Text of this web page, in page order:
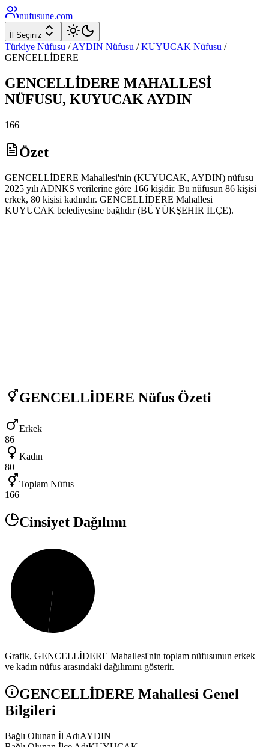
nufusune.com
İl Seçiniz
Türkiye Nüfusu / AYDIN Nüfusu / KUYUCAK Nüfusu /
GENCELLİDERE
GENCELLİDERE MAHALLESİ
NÜFUSU, KUYUCAK AYDIN
166
Özet
GENCELLİDERE Mahallesi'nin (KUYUCAK, AYDIN) nüfusu
2025 yılı ADNKS verilerine göre 166 kişidir. Bu nüfusun 86 kişisi
erkek, 80 kişisi kadındır. GENCELLİDERE Mahallesi
KUYUCAK belediyesine bağlıdır (BÜYÜKŞEHİR İLÇE).
GENCELLİDERE Nüfus Özeti
Erkek
86
Kadın
80
Toplam Nüfus
166
Cinsiyet Dağılımı
Grafik, GENCELLİDERE Mahallesi'nin toplam nüfusunun erkek
ve kadın nüfus arasındaki dağılımını gösterir.
GENCELLİDERE Mahallesi Genel
Bilgileri
Bağlı Olunan İl AdıAYDIN